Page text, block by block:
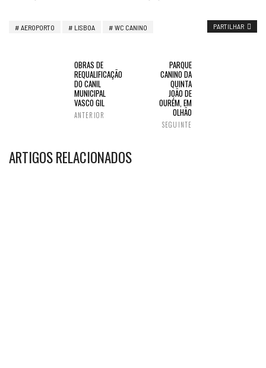
AEROPORTO LISBOA WC CANINO PARTILHAR
OBRAS DE
REQUALIFICAÇÃO
DO CANIL
MUNICIPAL
VASCO GIL
ANTERIOR
PARQUE
CANINO DA
QUINTA
JOÃO DE
OURÉM, EM
OLHÃO
SEGUINTE
ARTIGOS RELACIONADOS